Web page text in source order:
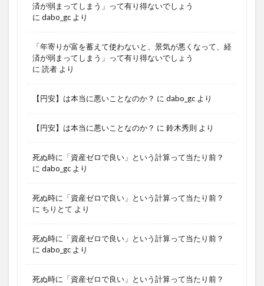
済が弱まってしまう」って有り得ないでしょう
に dabo_gc より
「年寄りが富を蓄えて使わないと、景気が悪くなって、経
済が弱まってしまう」って有り得ないでしょう
に 読者 より
【円安】は本当に悪いことなのか？ に dabo_gc より
【円安】は本当に悪いことなのか？ に 鈴木秀則 より
死ぬ時に「資産ゼロで良い」という計算って当たり前？
に dabo_gc より
死ぬ時に「資産ゼロで良い」という計算って当たり前？
に ちりとて より
死ぬ時に「資産ゼロで良い」という計算って当たり前？
に dabo_gc より
死ぬ時に「資産ゼロで良い」という計算って当たり前？